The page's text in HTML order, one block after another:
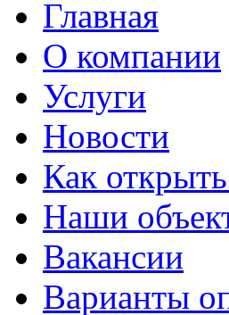
Главная
О компании
Услуги
Новости
Как
Наши
Вакансии
Варианты